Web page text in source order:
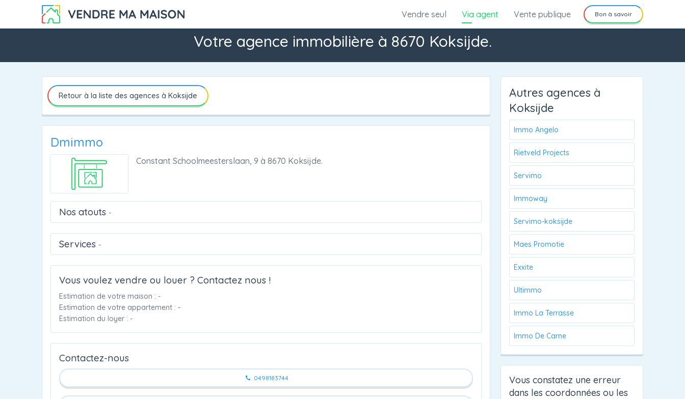
Vendre seul Via agent Vente publique Bon à savoir
Votre agence immobilière à 8670 Koksijde.
Retour à la liste des agences à Koksijde
Dmimmo
Constant Schoolmeesterslaan, 9 à 8670 Koksijde.
Nos atouts -
Services -
Vous voulez vendre ou louer ? Contactez nous !
Estimation de votre maison : -
Estimation de votre appartement : -
Estimation du loyer : -
Contactez-nous
0498183744
Autres agences à
Koksijde
Immo Angelo
Rietveld Projects
Servimo
Immoway
Servimo-koksijde
Maes Promotie
Exxite
Ultimmo
Immo La Terrasse
Immo De Carne
Vous constatez une erreur
dans les coordonnées ou les